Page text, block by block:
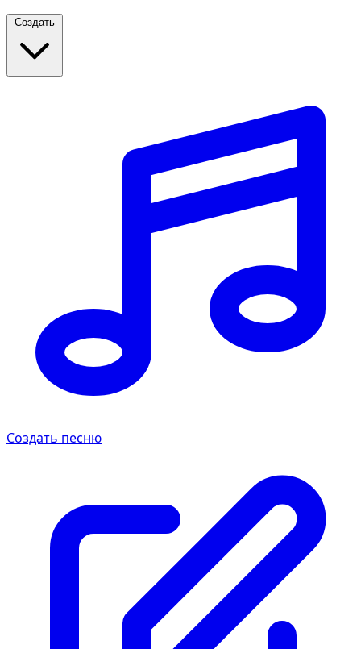
Создать
Создать песню